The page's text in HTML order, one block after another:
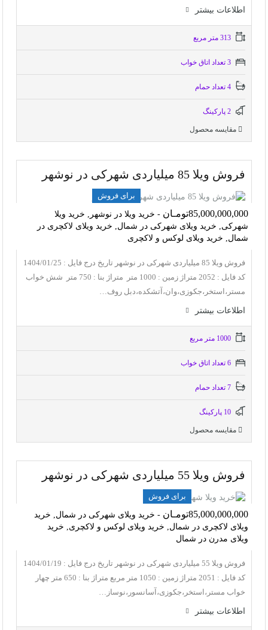
اطلاعات بيشتر
مقایسه محصول
فروش ویلا 85 میلیاردی شهرکی در نوشهر
برای فروش
85,000,000,000تومـان
- خرید ویلا در نوشهر, خرید ویلا
شهرکی, خرید ویلای شهرکی در شمال, خرید ویلای لاکچری در
شمال, خرید ویلای لوکس و لاکچری
فروش ویلا 85 میلیاردی شهرکی در نوشهر تاریخ درج فایل : 1404/01/25
کد فایل : 2052 متراژ زمین : 1000 متر متراژ بنا : 750 متر شش خواب
مستر،استخر،جکوزی،وان،آتشکده،دبل روف…
اطلاعات بيشتر
مقایسه محصول
فروش ویلا 55 میلیاردی شهرکی در نوشهر
برای فروش
85,000,000,000تومـان
- خرید ویلای شهرکی در شمال, خرید
ویلای لاکچری در شمال, خرید ویلای لوکس و لاکچری, خرید
ویلای مدرن در شمال
فروش ویلا 55 میلیاردی شهرکی در نوشهر تاریخ درج فایل : 1404/01/19
کد فایل : 2051 متراژ زمین : 1050 متر مربع متراژ بنا : 650 متر چهار
خواب مستر،استخر،جکوزی،آسانسور،نوساز…
اطلاعات بيشتر